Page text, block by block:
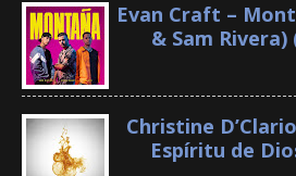
Evan Craft –
& Sam Rivera)
Christine
Espíritu de